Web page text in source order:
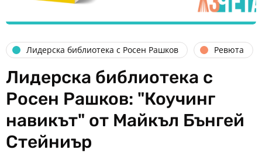
Лидерска библиотека с Росен Рашков Ревюта
Лидерска библиотека с
Росен Рашков: "Коучинг
навикът" от Майкъл Бънгей
Стейниър